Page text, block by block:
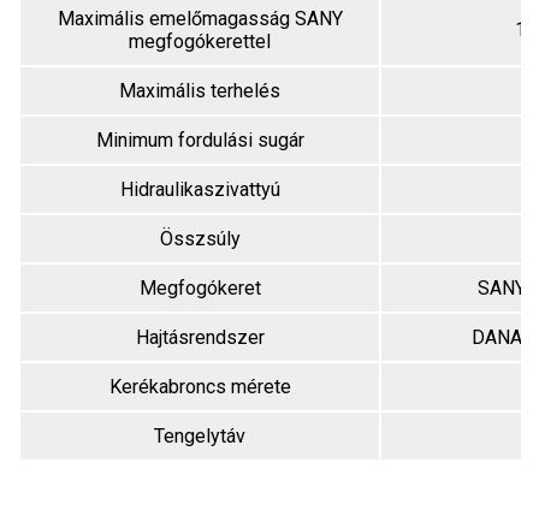
Maximális emelőmagasság SANY
megfogókerettel
Maximális terhelés
Minimum fordulási sugár
Hidraulikaszivattyú
Összsúly
Megfogókeret SANY
Hajtásrendszer DANA
Kerékabroncs mérete
Tengelytáv